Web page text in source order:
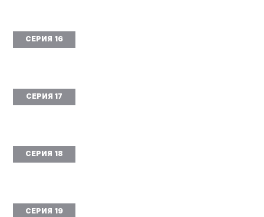
СЕРИЯ 16
СЕРИЯ 17
СЕРИЯ 18
СЕРИЯ 19